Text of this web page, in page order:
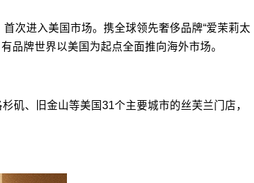
次进入美国市场。携全球领先奢侈品牌“爱茉莉太
品牌世界以美国为起点全面推向海外市场。
矶、旧金山等美国31个主要城市的丝芙兰门店，